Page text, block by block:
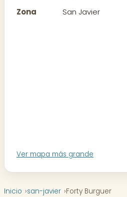
Contacto
Zona
San Javier
Ver mapa más grande
Inicio san-javier Forty Burguer